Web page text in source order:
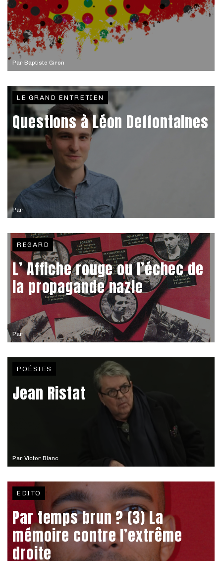
Par Baptiste Giron
Par
LE GRAND ENTRETIEN
Questions à Léon Deffontaines
Par
REGARD
L’ Affiche rouge ou l’échec de
la propagande nazie
Par Victor Blanc
POÉSIES
Jean Ristat
EDITO
Par temps brun ? (3) La
mémoire contre l’extrême
droite